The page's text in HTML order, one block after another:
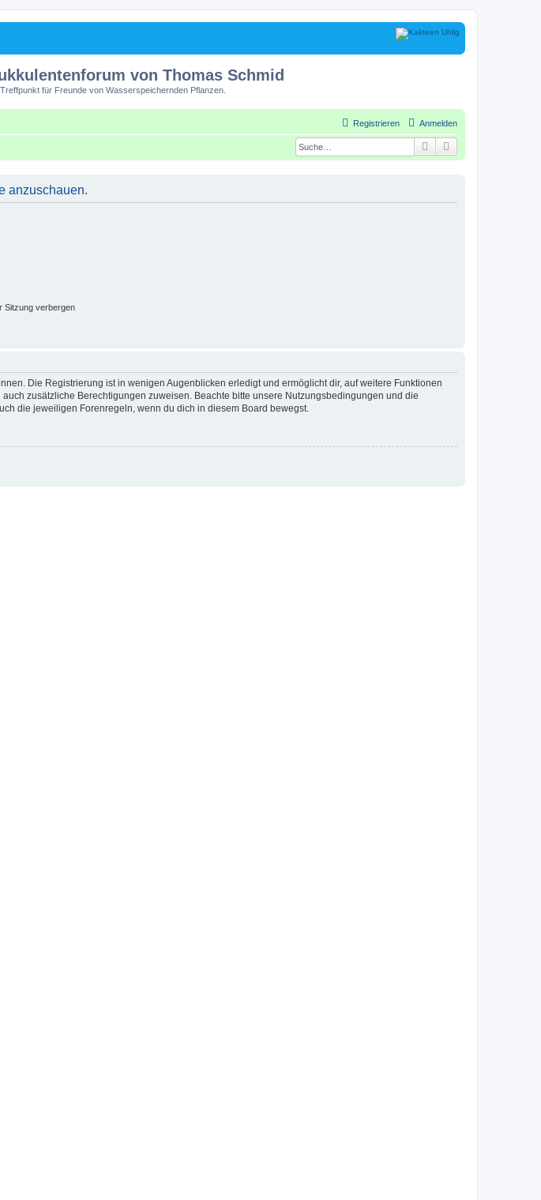
von Thomas Schmid
für Freunde von Wasserspeichernden Pflanzen.
Anmelden
Registrieren
Suche
anzuschauen.
Sitzung verbergen
Die Registrierung ist in wenigen Augenblicken erledigt und ermöglicht dir, auf weitere Funktionen
zusätzliche Berechtigungen zuweisen. Beachte bitte unsere Nutzungsbedingungen und die
die jeweiligen Forenregeln, wenn du dich in diesem Board bewegst.